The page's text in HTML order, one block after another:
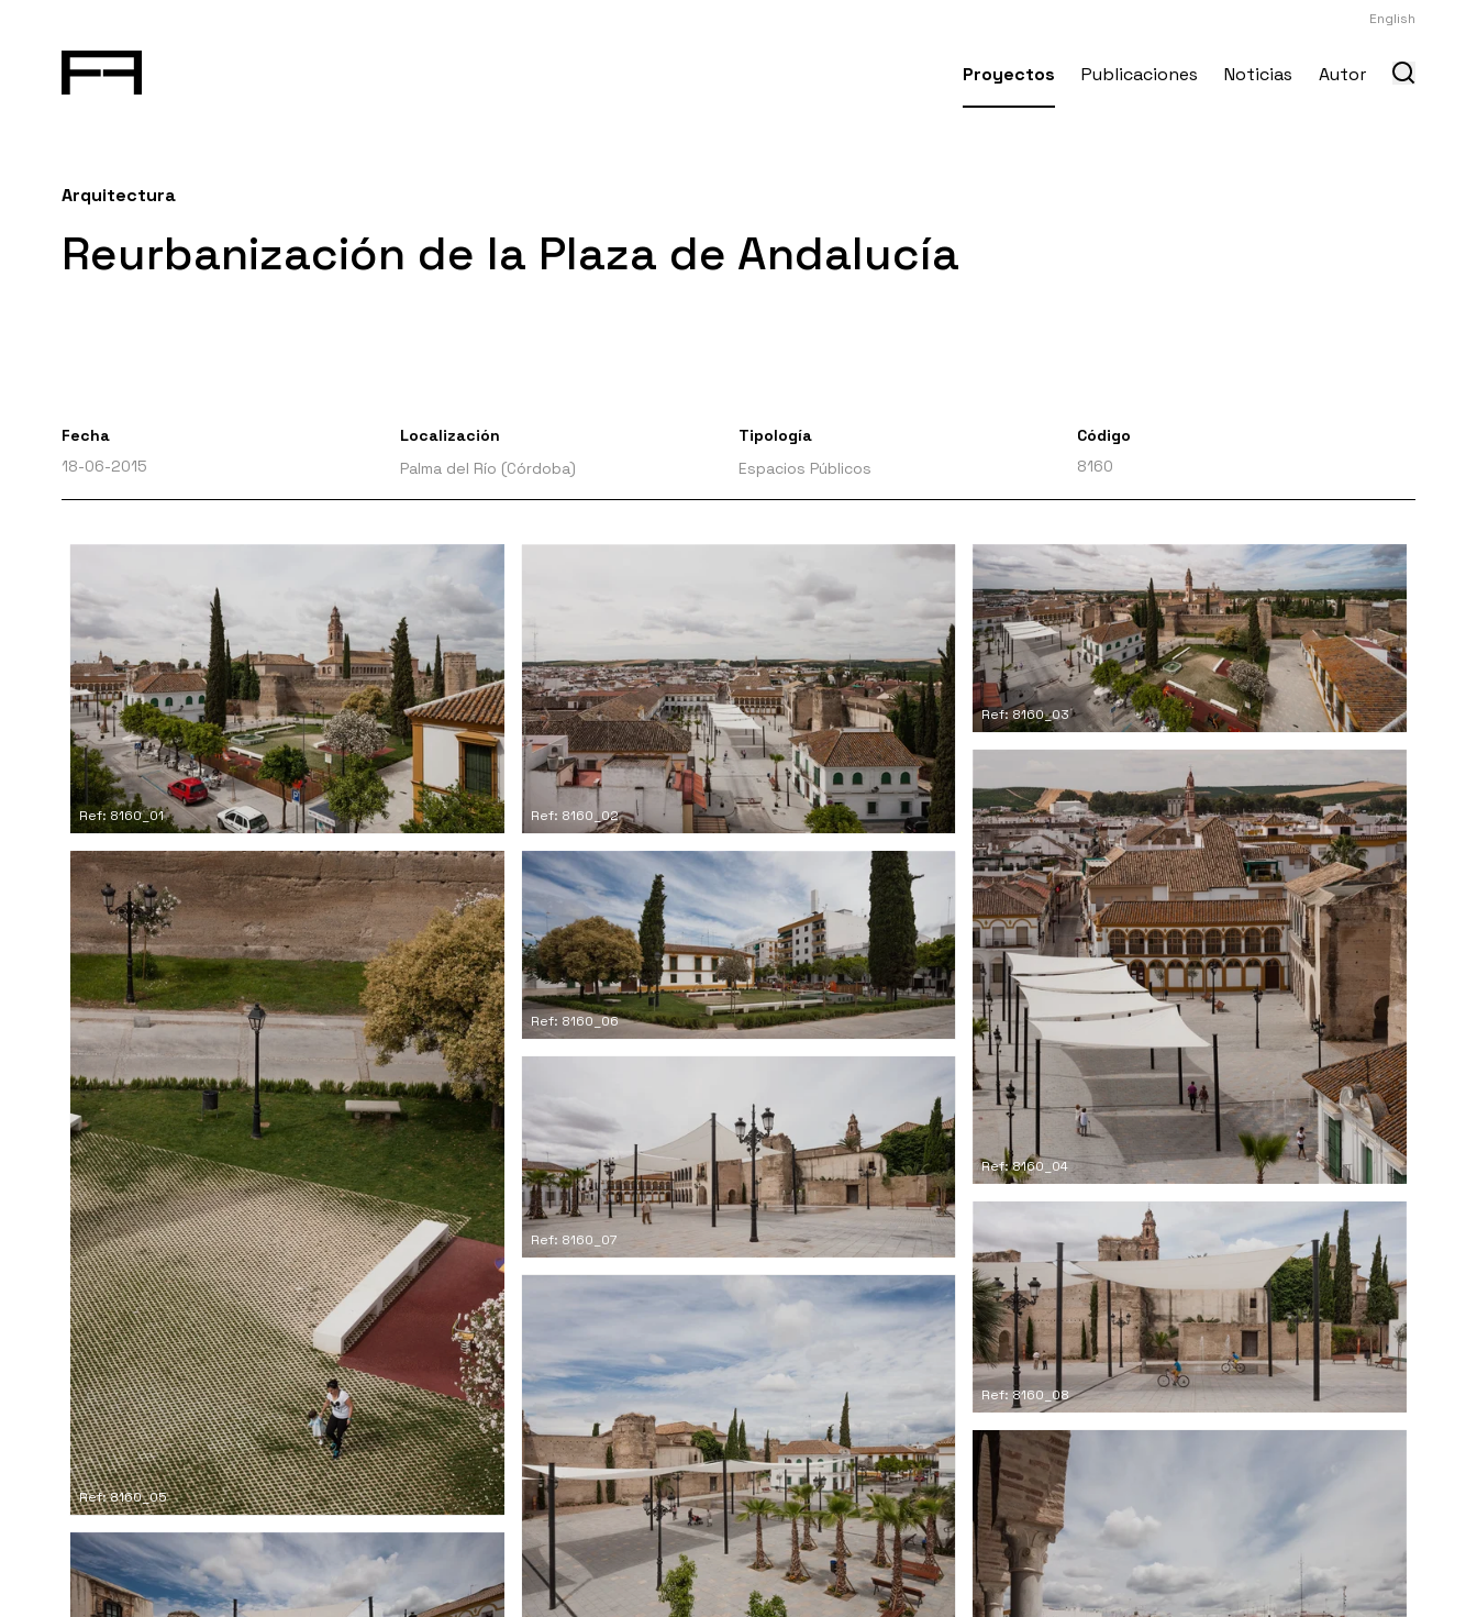
English
Proyectos Publicaciones Noticias Autor
Arquitectura
Reurbanización de la Plaza de Andalucía
Fecha
18-06-2015
Localización
Palma del Río (Córdoba)
Tipología
Espacios Públicos
Código
8160
Ref: 8160_01 Ref: 8160_02
Ref: 8160_03
Ref: 8160_04
Ref: 8160_05
Ref: 8160_06
Ref: 8160_07
Ref: 8160_08